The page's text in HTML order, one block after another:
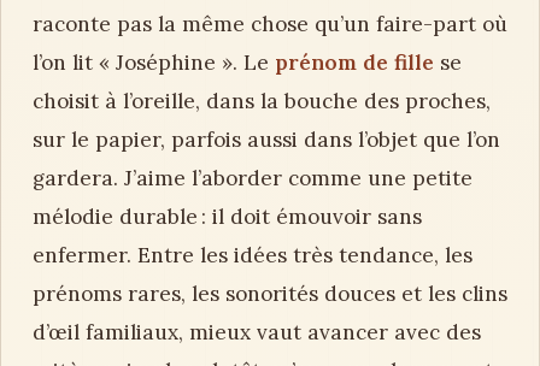
raconte pas la même chose qu’un faire-part où
l’on lit « Joséphine ». Le prénom de fille se
choisit à l’oreille, dans la bouche des proches,
sur le papier, parfois aussi dans l’objet que l’on
gardera. J’aime l’aborder comme une petite
mélodie durable : il doit émouvoir sans
enfermer. Entre les idées très tendance, les
prénoms rares, les sonorités douces et les clins
d’œil familiaux, mieux vaut avancer avec des